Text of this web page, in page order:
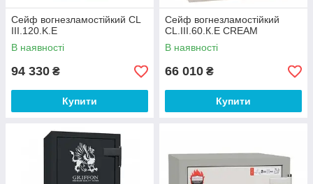
Сейф вогнезламостійкий CL
III.120.K.E
В наявності
94 330 ₴
Купити
Сейф вогнезламостійкий
CL.III.60.К.Е CREAM
В наявності
66 010 ₴
Купити